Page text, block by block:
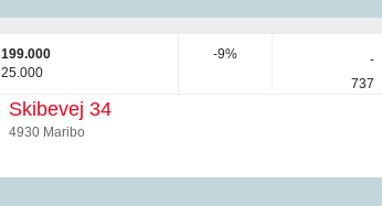
199.000
25.000
-9% -
737
Skibevej 34
4930 Maribo